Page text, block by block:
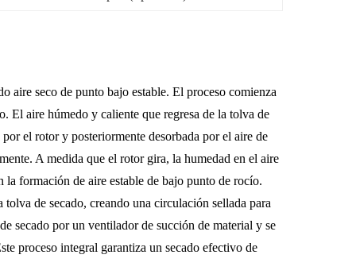
aire seco de punto bajo estable. El proceso comienza
El aire húmedo y caliente que regresa de la tolva de
el rotor y posteriormente desorbada por el aire de
A medida que el rotor gira, la humedad en el aire
la formación de aire estable de bajo punto de rocío.
de secado, creando una circulación sellada para
secado por un ventilador de succión de material y se
proceso integral garantiza un secado efectivo de